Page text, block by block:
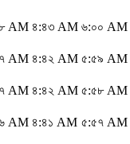
AM ৪:৪৩ AM ৬:০০ AM
AM ৪:৪২ AM ৫:৫৯ AM
AM ৪:৪২ AM ৫:৫৮ AM
AM ৪:৪১ AM ৫:৫৭ AM